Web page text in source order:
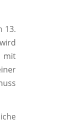
13.
mit